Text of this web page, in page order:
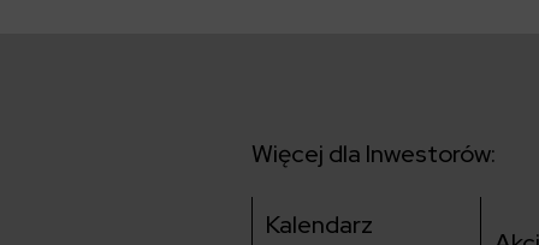
Więcej dla Inwestorów:
Kalendarz